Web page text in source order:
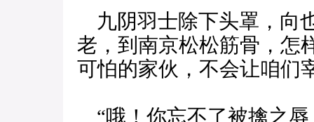
九阴羽士除下头罩，向
老，到南京松松筋骨，怎
可怕的家伙，不会让咱们
“哦！你忘不了被擒之辱